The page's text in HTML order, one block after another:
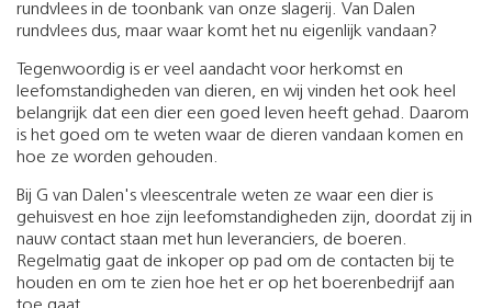
rundvlees in de toonbank van onze slagerij. Van Dalen
rundvlees dus, maar waar komt het nu eigenlijk vandaan?
Tegenwoordig is er veel aandacht voor herkomst en
leefomstandigheden van dieren, en wij vinden het ook heel
belangrijk dat een dier een goed leven heeft gehad. Daarom
is het goed om te weten waar de dieren vandaan komen en
hoe ze worden gehouden.
Bij G van Dalen's vleescentrale weten ze waar een dier is
gehuisvest en hoe zijn leefomstandigheden zijn, doordat zij in
nauw contact staan met hun leveranciers, de boeren.
Regelmatig gaat de inkoper op pad om de contacten bij te
houden en om te zien hoe het er op het boerenbedrijf aan